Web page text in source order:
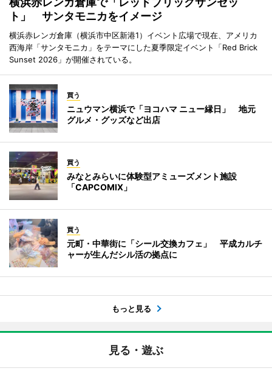
ト」 サンタモニカをイメージ
横浜赤レンガ倉庫（横浜市中区新港1）イベント広場で現在、アメリカ
西海岸「サンタモニカ」をテーマにした夏季限定イベント「Red Brick
Sunset 2026」が開催されている。
買う
ニュウマン横浜で「ヨコハマ ニュー縁日」 地元
グルメ・グッズなど出店
買う
みなとみらいに体験型アミューズメント施設
「CAPCOMIX」
買う
元町・中華街に「シール交換カフェ」 平成カルチ
ャーが生んだシル活の拠点に
もっと見る
見る・遊ぶ